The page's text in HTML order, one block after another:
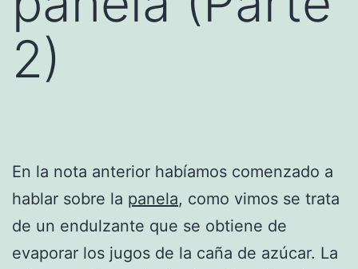
2)
En la nota anterior habíamos comenzado a
hablar sobre la panela, como vimos se trata
de un endulzante que se obtiene de
evaporar los jugos de la caña de azúcar. La